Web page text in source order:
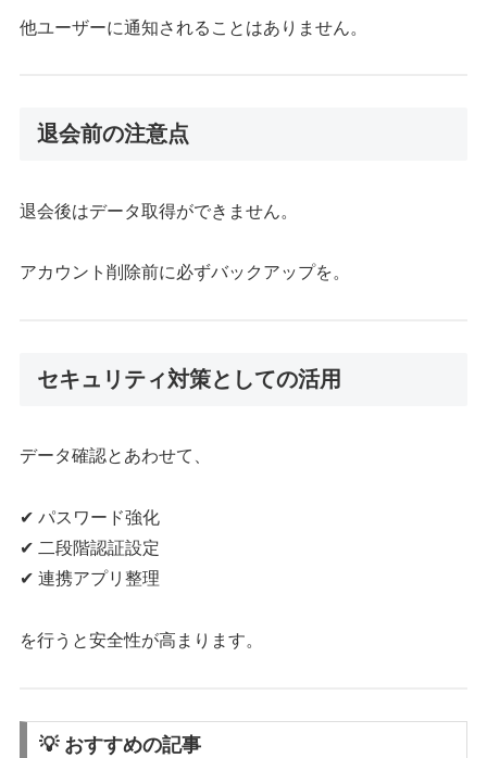
他ユーザーに通知されることはありません。
退会前の注意点
退会後はデータ取得ができません。
アカウント削除前に必ずバックアップを。
セキュリティ対策としての活用
データ確認とあわせて、
✔ パスワード強化
✔ 二段階認証設定
✔ 連携アプリ整理
を行うと安全性が高まります。
💡 おすすめの記事